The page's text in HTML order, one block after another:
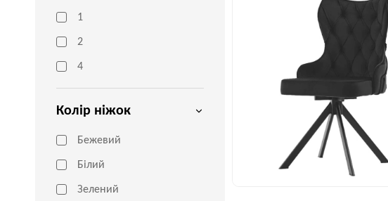
1
2
4
Колір ніжок
Бежевий
Білий
Зелений